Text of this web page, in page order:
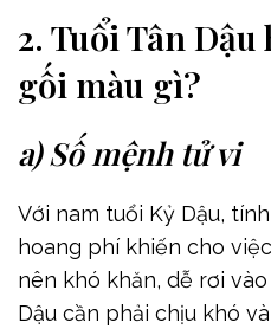
2. Tuổi Tân
gối màu gì?
a) Số mệnh tử vi
Với nam tuổi Kỷ Dậu,
hoang phí khiến cho
nên khó khăn, dễ rơi
Dậu cần phải chịu khó